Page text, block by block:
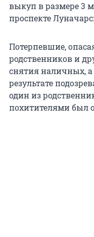
выкуп в размере 3
проспекте
Потерпевшие,
родственников и
снятия наличных,
результате
один из
похитителями был